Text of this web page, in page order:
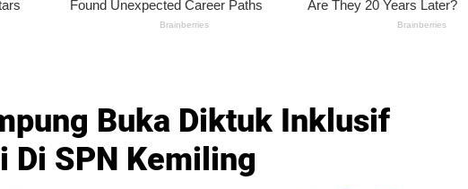
Buka Diktuk Inklusif
Di SPN Kemiling